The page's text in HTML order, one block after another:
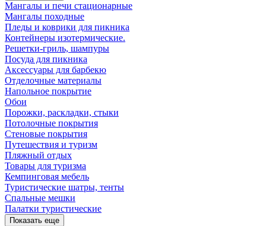
Мангалы и печи стационарные
Мангалы походные
Пледы и коврики для пикника
Контейнеры изотермические.
Решетки-гриль, шампуры
Посуда для пикника
Аксессуары для барбекю
Отделочные материалы
Напольное покрытие
Обои
Порожки, раскладки, стыки
Потолочные покрытия
Стеновые покрытия
Путешествия и туризм
Пляжный отдых
Товары для туризма
Кемпинговая мебель
Туристические шатры, тенты
Спальные мешки
Палатки туристические
Показать еще